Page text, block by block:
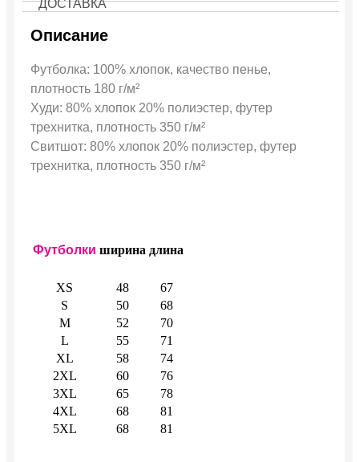
ДОСТАВКА
Описание
Футболка: 100% хлопок, качество пенье,
плотность 180 г/м²
Худи: 80% хлопок 20% полиэстер, футер
трехнитка, плотность 350 г/м²
Свитшот: 80% хлопок 20% полиэстер, футер
трехнитка, плотность 350 г/м²
Футболки ширина длина
XS 48
67
S
50
68
M
52
70
L
55
71
XL
58
74
2XL
60
76
3XL
65
78
4XL
68
81
5XL
68 81